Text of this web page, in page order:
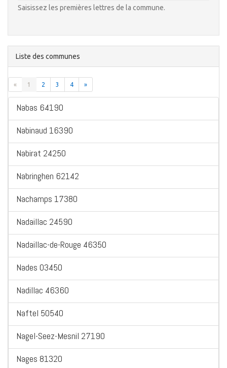
Saisissez les premières lettres de la commune.
Liste des communes
« 1 2 3 4 »
Nabas 64190
Nabinaud 16390
Nabirat 24250
Nabringhen 62142
Nachamps 17380
Nadaillac 24590
Nadaillac-de-Rouge 46350
Nades 03450
Nadillac 46360
Naftel 50540
Nagel-Seez-Mesnil 27190
Nages 81320